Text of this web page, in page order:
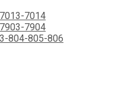
7014
7904
804-805-806